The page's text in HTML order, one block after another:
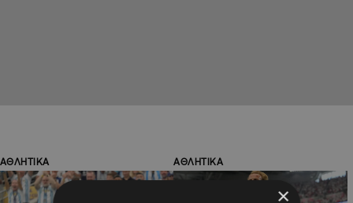
ΑΘΛΗΤΙΚΑ ΑΘΛΗΤΙΚΑ
×